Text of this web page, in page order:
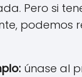
Pero si
podemos
únase al